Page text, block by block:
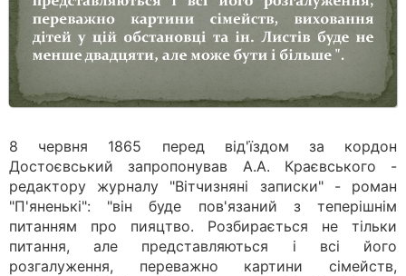
8 червня 1865 перед від'їздом за кордон
Достоєвський запропонував А.А. Краєвського -
редактору журналу "Вітчизняні записки" - роман
"П'яненькі": "він буде пов'язаний з теперішнім
питанням про пияцтво. Розбирається не тільки
питання, але представляються і всі його
розгалуження, переважно картини сімейств,